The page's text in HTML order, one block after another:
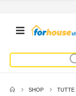
SHOP TUTTE